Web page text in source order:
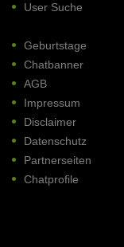
User Suche
Geburtstage
Chatbanner
AGB
Impressum
Disclaimer
Datenschutz
Partnerseiten
Chatprofile